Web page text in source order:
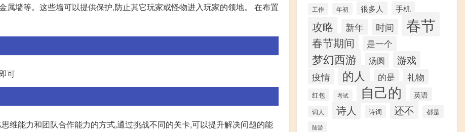
墙等。这些墙可以提供保护,防止其它玩家或怪物进入玩家的领地。 在布置
可
维能力和团队合作能力的方式,通过挑战不同的关卡,可以提升解决问题的能
工作 年初 很多人 手机
攻略 新年 时间 春节
春节期间 是一个
梦幻西游 汤圆 游戏
疫情 的人 的是 礼物
红包 考试 自己的 英语
词人 诗人 诗词 还不 都是
陆游